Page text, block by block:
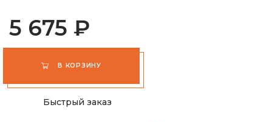
5 675 ₽
В КОРЗИНУ
Быстрый заказ